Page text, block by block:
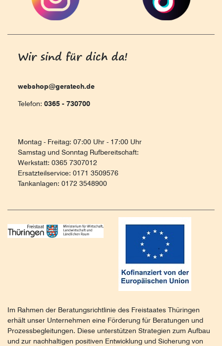
Wir sind für dich da!
webshop@geratech.de
Telefon: 0365 - 730700
Montag - Freitag: 07:00 Uhr - 17:00 Uhr
Samstag und Sonntag Rufbereitschaft:
Werkstatt: 0365 7307012
Ersatzteilservice: 0171 3509576
Tankanlagen: 0172 3548900
Im Rahmen der Beratungsrichtlinie des Freistaates Thüringen
erhält unser Unternehmen eine Förderung für Beratungen und
Prozessbegleitungen. Diese unterstützen Strategien zum Aufbau
und zur nachhaltigen positiven Entwicklung und Sicherung von